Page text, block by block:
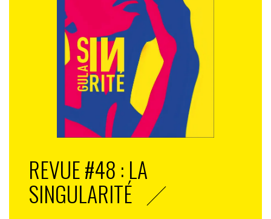
REVUE #48 : LA
SINGULARITÉ